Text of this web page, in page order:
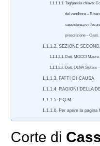
Tag/parola chiave:
del venditore –
sussistenza e
prescrizione – Cass.
SEZIONE
Dott. MOCCI Mauro
Dott. OLIVA Stefano
FATTI DI CAUSA
RAGIONI DELLA
P.Q.M.
Per aprire la pagina
Corte di